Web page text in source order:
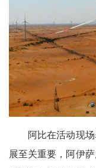
阿比在活动现场
展至关重要，阿伊